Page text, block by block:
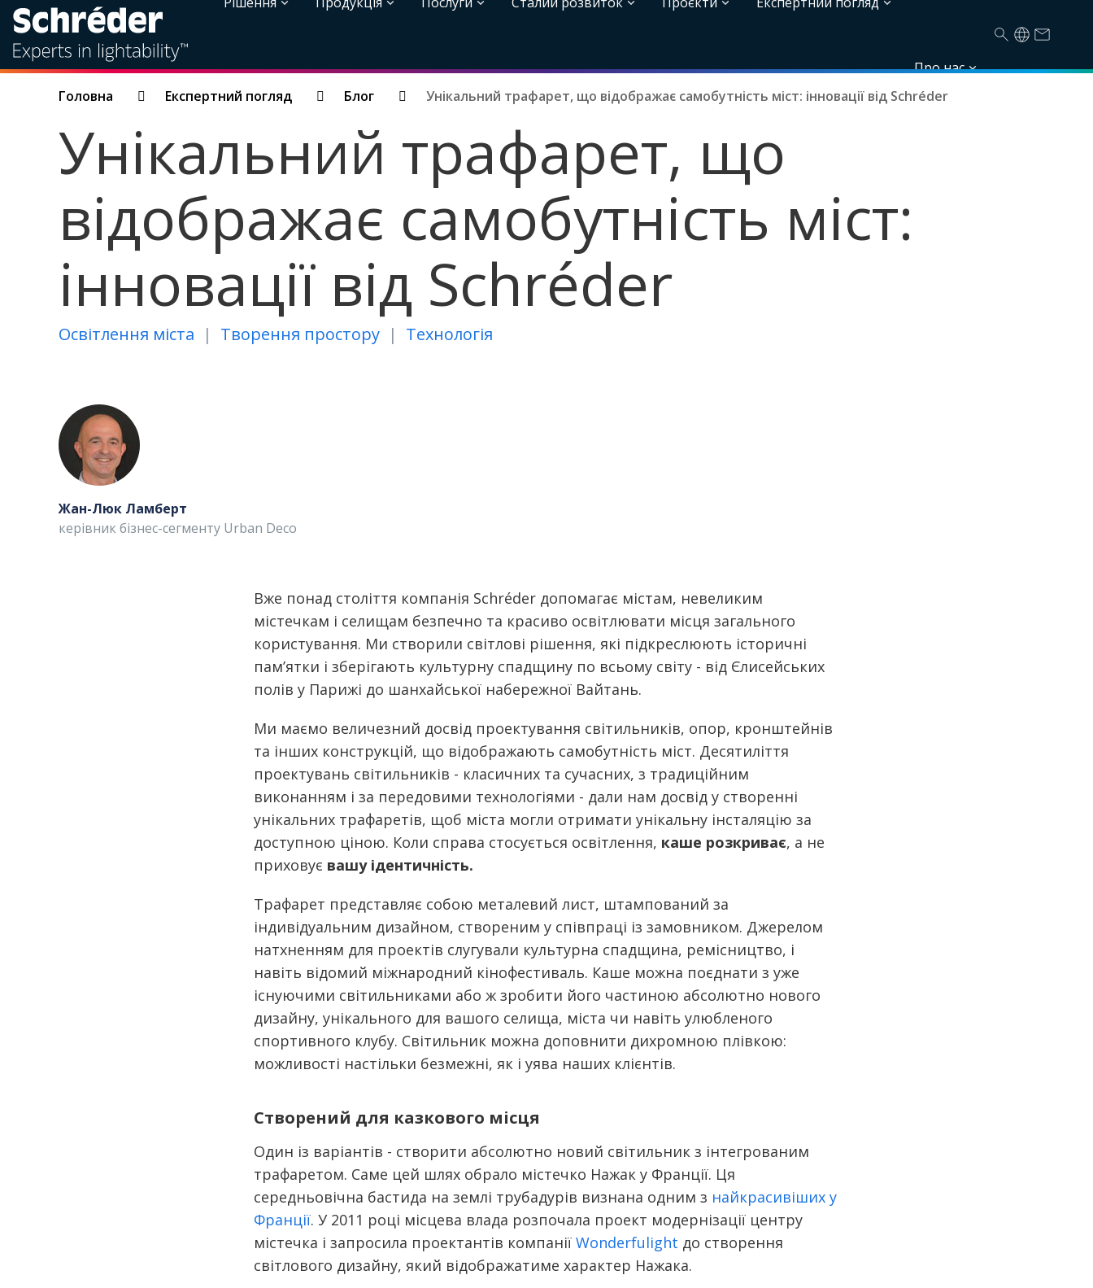
Про нас
Breadcrumbs
Головна Експертний погляд Блог Унікальний трафарет, що відображає самобутність міст: інновації від Schréder
Унікальний трафарет, що
відображає самобутність міст:
інновації від Schréder
Освітлення міста Творення простору Технологія
Жан-Люк Ламберт
керівник бізнес-сегменту Urban Deco
Вже понад століття компанія Schréder допомагає містам, невеликим
містечкам і селищам безпечно та красиво освітлювати місця загального
користування. Ми створили світлові рішення, які підкреслюють історичні
пам’ятки і зберігають культурну спадщину по всьому світу - від Єлисейських
полів у Парижі до шанхайської набережної Вайтань.
Ми маємо величезний досвід проектування світильників, опор, кронштейнів
та інших конструкцій, що відображають самобутність міст. Десятиліття
проектувань світильників - класичних та сучасних, з традиційним
виконанням і за передовими технологіями - дали нам досвід у створенні
унікальних трафаретів, щоб міста могли отримати унікальну інсталяцію за
доступною ціною. Коли справа стосується освітлення, каше розкриває, а не
приховує вашу ідентичність.
Трафарет представляє собою металевий лист, штампований за
індивідуальним дизайном, створеним у співпраці із замовником. Джерелом
натхненням для проектів слугували культурна спадщина, ремісництво, і
навіть відомий міжнародний кінофестиваль. Каше можна поєднати з уже
існуючими світильниками або ж зробити його частиною абсолютно нового
дизайну, унікального для вашого селища, міста чи навіть улюбленого
спортивного клубу. Світильник можна доповнити дихромною плівкою:
можливості настільки безмежні, як і уява наших клієнтів.
Створений для казкового місця
Один із варіантів - створити абсолютно новий світильник з інтегрованим
трафаретом. Саме цей шлях обрало містечко Нажак у Франції. Ця
середньовічна бастида на землі трубадурів визнана одним з найкрасивіших у
Франції. У 2011 році місцева влада розпочала проект модернізації центру
містечка і запросила проектантів компанії Wonderfulight до створення
світлового дизайну, який відображатиме характер Нажака.